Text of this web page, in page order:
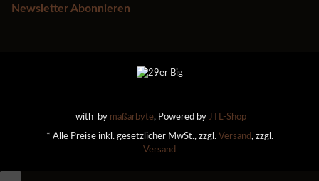
Newsletter Abonnieren
with by maßarbyte, Powered by JTL-Shop
* Alle Preise inkl. gesetzlicher MwSt., zzgl. Versand, zzgl.
Versand